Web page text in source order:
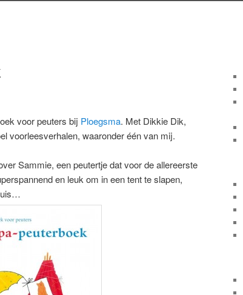
voor peuters bij Ploegsma. Met Dikkie Dik,
voorleesverhalen, waaronder één van mij.
Sammie, een peutertje dat voor de allereerste
en leuk om in een tent te slapen,